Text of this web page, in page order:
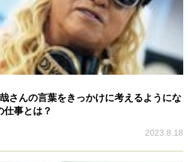
さんの言葉をきっかけに考えるようにな
仕事とは？
2023.8.18